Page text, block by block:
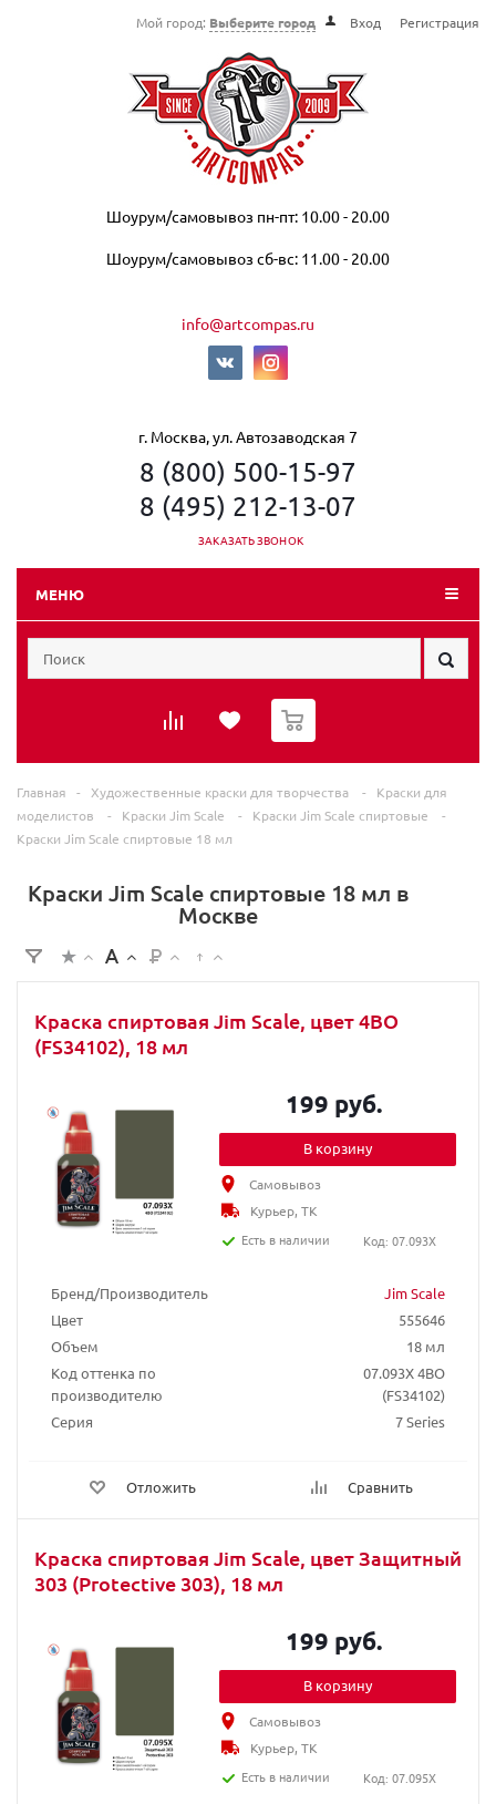
Мой город: Выберите город Вход Регистрация
Шоурум/самовывоз пн-пт: 10.00 - 20.00
Шоурум/самовывоз сб-вс: 11.00 - 20.00
info@artcompas.ru
г. Москва, ул. Автозаводская 7
8 (800) 500-15-97
8 (495) 212-13-07
ЗАКАЗАТЬ ЗВОНОК
МЕНЮ
0
Главная - Художественные краски для творчества -
Краски для
моделистов
- Краски Jim Scale - Краски Jim Scale спиртовые
-
Краски Jim Scale спиртовые 18 мл
Краски Jim Scale спиртовые 18 мл в
Москве
Краска спиртовая Jim Scale, цвет 4BO
(FS34102), 18 мл
Бренд/Производитель
Jim Scale
Цвет
555646
Объем
18 мл
Код оттенка по
производителю
07.093X 4BO
(FS34102)
Серия
7 Series
Отложить Сравнить
199 руб.
В корзину
Самовывоз
Курьер, ТК
Есть в наличии
Код: 07.093X
Краска спиртовая Jim Scale, цвет Защитный
303 (Protective 303), 18 мл
199 руб.
В корзину
Самовывоз
Курьер, ТК
Есть в наличии
Код: 07.095X